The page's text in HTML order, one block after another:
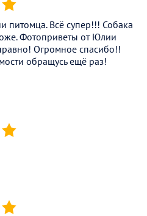
(*)
питомца. Всё супер!!! Собака
Фотоприветы от Юлии
Огромное спасибо!!
обращусь ещё раз!
(*)